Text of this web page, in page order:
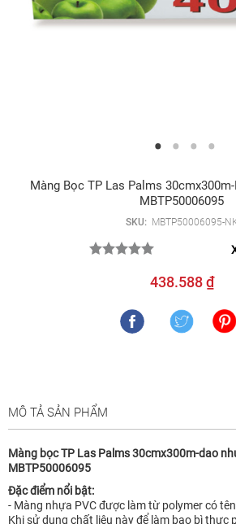
Màng Bọc TP Las Palms
MBTP50006095
SKU: MBTP50006095-
438.588 ₫
MÔ TẢ SẢN PHẨM
Màng bọc TP Las Palms 30cmx300m-dao
MBTP50006095
Đặc điểm nổi bật:
- Màng nhựa PVC được làm từ polymer có
Khi sử dụng chất liệu này để làm bao bì thực